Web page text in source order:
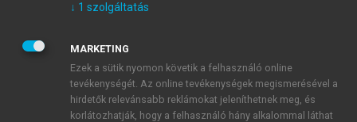
JELSZÓ
JELSZÓ ÚJRA
↓ 1 szolgáltatás
MARKETING
Ezek a sütik nyomon követik a felhasználó online
tevékenységét. Az online tevékenységek megismerésével a
hirdetők relevánsabb reklámokat jeleníthetnek meg, és
korlátozhatják, hogy a felhasználó hány alkalommal láthat